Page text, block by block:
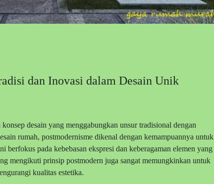
dan Inovasi dalam Desain Unik
desain yang menggabungkan unsur tradisional dengan
rumah, postmodernisme dikenal dengan kemampuannya untuk
berfokus pada kebebasan ekspresi dan keberagaman elemen yang
mengikuti prinsip postmodern juga sangat memungkinkan untuk
kualitas estetika.